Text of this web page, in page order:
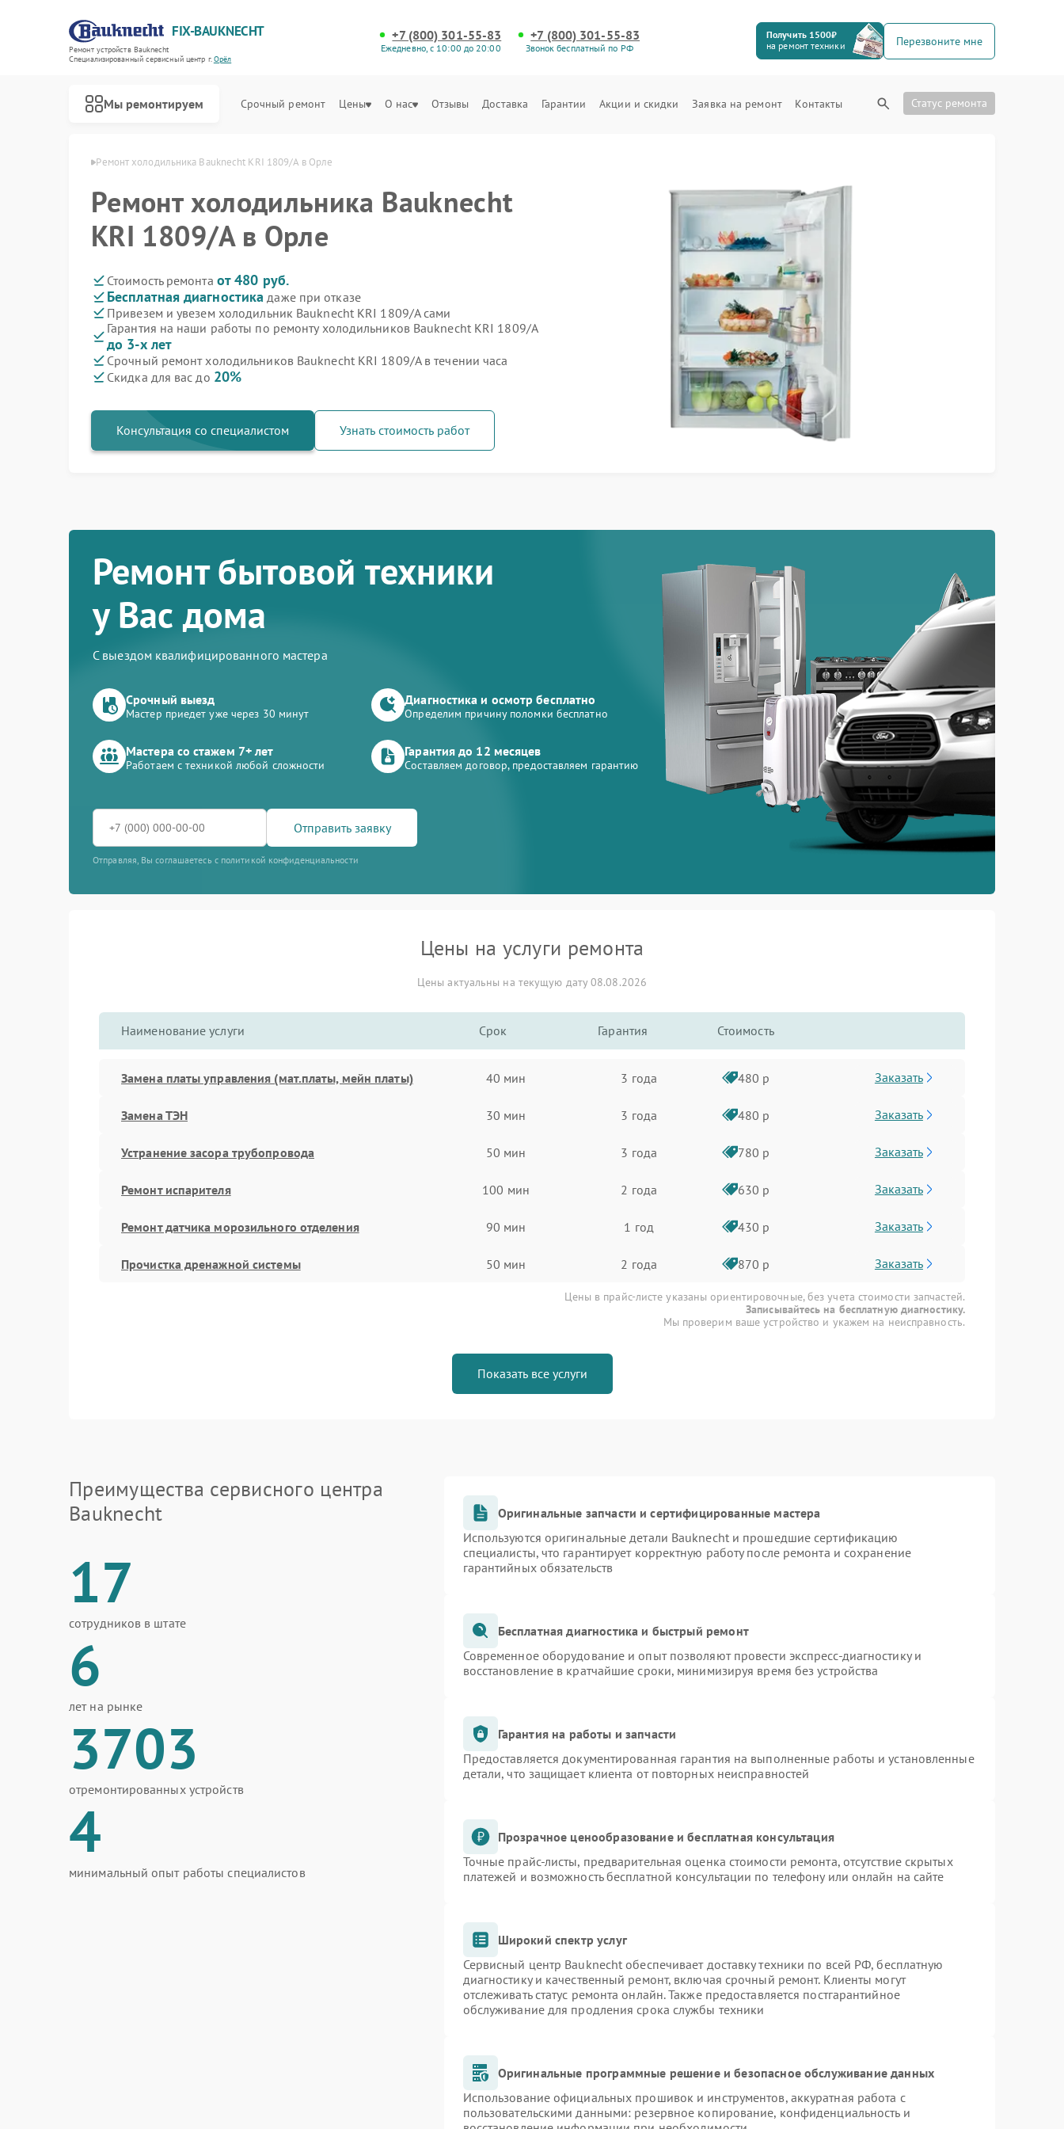
FIX-BAUKNECHT
Ремонт устройств Bauknecht
Специализированный cервисный центр г.Орёл
+7 (800) 301-55-83
Ежедневно, с 10:00 до 20:00
+7 (800) 301-55-83
Звонок бесплатный по РФ
Получить 1500₽
на ремонт техники
Перезвоните мне
Мы ремонтируем Срочный ремонт Цены О нас Отзывы Доставка Гарантии Акции и скидки Заявка на ремонт Контакты Статус ремонта
Bauknecht в Орле Ремонт холодильника Bauknecht KRI 1809/A в Орле
Ремонт холодильника Bauknecht
KRI 1809/A в Орле
Стоимость ремонта от 480 руб.
Бесплатная диагностика даже при отказе
Привезем и увезем холодильник Bauknecht KRI 1809/A сами
Гарантия на наши работы по ремонту холодильников Bauknecht KRI 1809/A
до 3-х лет
Срочный ремонт холодильников Bauknecht KRI 1809/A в течении часа
Скидка для вас до 20%
Консультация со специалистом Узнать стоимость работ
Ремонт бытовой техники
у Вас дома
С выездом квалифицированного мастера
Срочный выезд
Мастер приедет уже через 30 минут
Диагностика и осмотр бесплатно
Определим причину поломки бесплатно
Мастера со стажем 7+ лет
Работаем с техникой любой сложности
Гарантия до 12 месяцев
Составляем договор, предоставляем гарантию
Отправить заявку
Отправляя, Вы соглашаетесь с политикой конфиденциальности
Цены на услуги ремонта
Цены актуальны на текущую дату 08.08.2026
Наименование услуги Срок Гарантия Стоимость
Замена платы управления (мат.платы, мейн платы) 40 мин 3 года 480 р Заказать
Замена ТЭН 30 мин 3 года 480 р Заказать
Устранение засора трубопровода 50 мин 3 года 780 р Заказать
Ремонт испарителя 100 мин 2 года 630 р Заказать
Ремонт датчика морозильного отделения 90 мин 1 год 430 р Заказать
Прочистка дренажной системы 50 мин 2 года 870 р Заказать
Цены в прайс-листе указаны ориентировочные, без учета стоимости запчастей.
Записывайтесь на бесплатную диагностику.
Мы проверим ваше устройство и укажем на неисправность.
Показать все услуги
Преимущества сервисного центра
Bauknecht
17
сотрудников в штате
6
лет на рынке
3703
отремонтированных устройств
4
минимальный опыт работы специалистов
Оригинальные запчасти и сертифицированные мастера
Используются оригинальные детали Bauknecht и прошедшие сертификацию
специалисты, что гарантирует корректную работу после ремонта и сохранение
гарантийных обязательств
Бесплатная диагностика и быстрый ремонт
Современное оборудование и опыт позволяют провести экспресс-диагностику и
восстановление в кратчайшие сроки, минимизируя время без устройства
Гарантия на работы и запчасти
Предоставляется документированная гарантия на выполненные работы и установленные
детали, что защищает клиента от повторных неисправностей
Прозрачное ценообразование и бесплатная консультация
Точные прайс-листы, предварительная оценка стоимости ремонта, отсутствие скрытых
платежей и возможность бесплатной консультации по телефону или онлайн на сайте
Широкий спектр услуг
Сервисный центр Bauknecht обеспечивает доставку техники по всей РФ, бесплатную
диагностику и качественный ремонт, включая срочный ремонт. Клиенты могут
отслеживать статус ремонта онлайн. Также предоставляется постгарантийное
обслуживание для продления срока службы техники
Оригинальные программные решение и безопасное обслуживание данных
Использование официальных прошивок и инструментов, аккуратная работа с
пользовательскими данными: резервное копирование, конфиденциальность и